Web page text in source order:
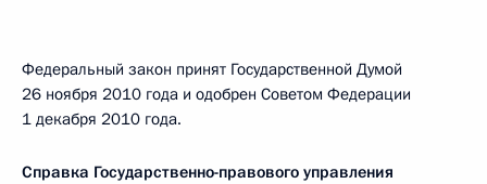
Федеральный закон принят Государственной Думой
26 ноября 2010 года и одобрен Советом Федерации
1 декабря 2010 года.
Справка Государственно-правового управления